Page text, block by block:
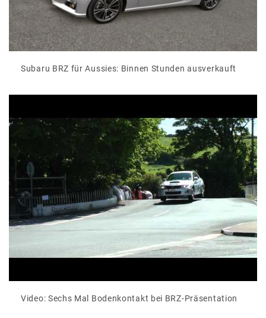
Subaru BRZ für Aussies: Binnen Stunden ausverkauft
Video: Sechs Mal Bodenkontakt bei BRZ-Präsentation